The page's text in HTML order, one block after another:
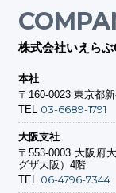
株式会社いえら
本社
〒160-0023 東京都
TEL 03-6689-1791
大阪支社
〒553-0003 大阪府
グザ大阪）4階
TEL 06-4796-7344